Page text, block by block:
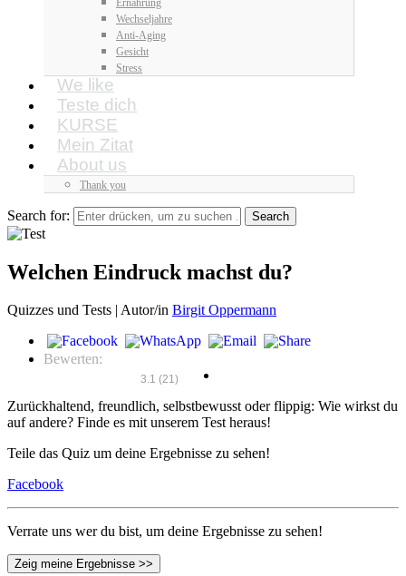
Wechseljahre
Anti-Aging
Gesicht
Stress
We like
Teste dich
KURSE
Mein Zitat
About us
Thank you
Search for:
Welchen Eindruck machst du?
Quizzes und Tests | Autor/in Birgit Oppermann
Bewerten:
3.1 (21)
Zurückhaltend, freundlich, selbstbewusst oder flippig: Wie wirkst du
auf andere? Finde es mit unserem Test heraus!
Teile das Quiz um deine Ergebnisse zu sehen!
Facebook
Verrate uns wer du bist, um deine Ergebnisse zu sehen!
Zeig meine Ergebnisse >>